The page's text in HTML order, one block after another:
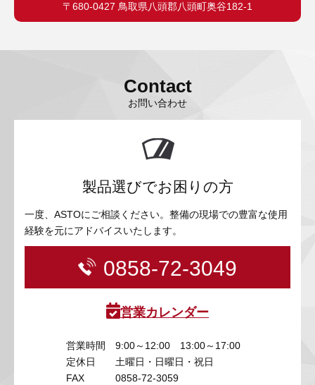
〒680-0427 鳥取県八頭郡八頭町奥谷182-1
Contact
お問い合わせ
製品選びでお困りの方
一度、ASTOにご相談ください。整備の現場での豊富な使用
経験を元にアドバイスいたします。
0858-72-3049
営業カレンダー
営業時間
9:00～12:00 13:00～17:00
定休日
土曜日・日曜日・祝日
FAX
0858-72-3059